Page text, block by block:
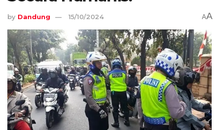
by Dandung 15/10/2024 AA